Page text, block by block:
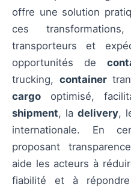
offre une solution
ces
transporteurs et
opportunités de
trucking, container
cargo optimisé,
shipment, la delivery,
internationale. En
proposant
aide les acteurs à
fiabilité et à